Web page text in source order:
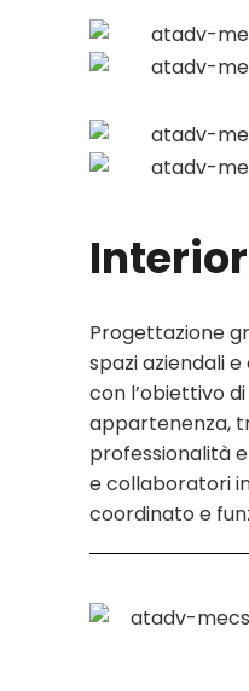
Progettazione
spazi aziendali
con l’obiettivo
appartenenza,
professionalità
e collaboratori
coordinato e